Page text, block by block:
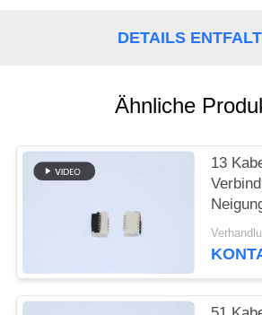
PRIVACY
POLICY
DETAILS
Ähnliche
13
FPC